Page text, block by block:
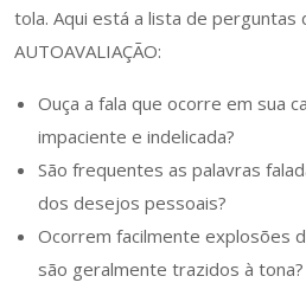
tola. Aqui está a lista de perguntas
AUTOAVALIAÇÃO:
Ouça a fala que ocorre em sua
impaciente e indelicada?
São frequentes as palavras
dos desejos pessoais?
Ocorrem facilmente explosões
são geralmente trazidos à tona?